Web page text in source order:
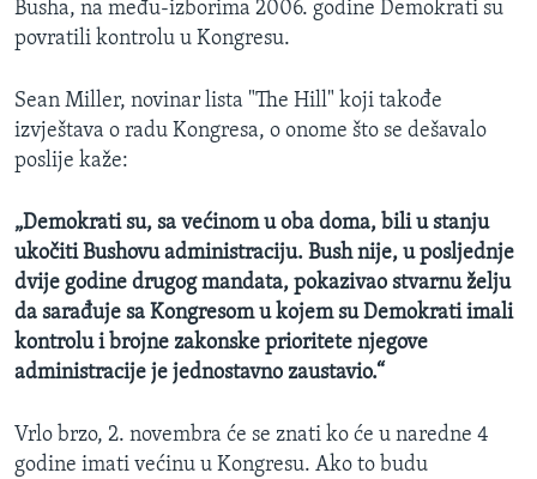
Busha, na među-izborima 2006. godine Demokrati su
povratili kontrolu u Kongresu.
Sean Miller, novinar lista "The Hill" koji takođe
izvještava o radu Kongresa, o onome što se dešavalo
poslije kaže:
„Demokrati su, sa većinom u oba doma, bili u stanju
ukočiti Bushovu administraciju. Bush nije, u posljednje
dvije godine drugog mandata, pokazivao stvarnu želju
da sarađuje sa Kongresom u kojem su Demokrati imali
kontrolu i brojne zakonske prioritete njegove
administracije je jednostavno zaustavio.“
Vrlo brzo, 2. novembra će se znati ko će u naredne 4
godine imati većinu u Kongresu. Ako to budu